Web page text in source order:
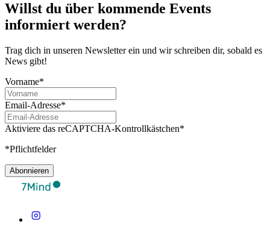
Willst du über kommende Events
informiert werden?
Trag dich in unseren Newsletter ein und wir schreiben dir, sobald es
News gibt!
Vorname*
Email-Adresse*
Aktiviere das reCAPTCHA-Kontrollkästchen*
*Pflichtfelder
Abonnieren